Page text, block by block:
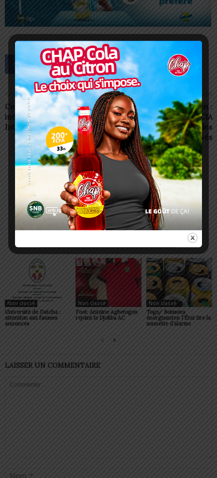
Article précédent
Concert AMU-TNS: un show
inédit en vue à la Foire
Internationale de Lomé
Article suivant
Lutte contre la corruption :
CCESP et HAPLUCIA
sonnent la mobilisation des
acteurs publics et privés
Charbel SOSSOUVI
Non classé
Université de Datcha :
attention aux fausses
annonces
Non classé
Foot: Antoine Agbetogon
rejoint le Djoliba AC
Non classé
Togo/ Boissons
énergisantes: l’État tire la
sonnette d’alarme
LAISSER UN COMMENTAIRE